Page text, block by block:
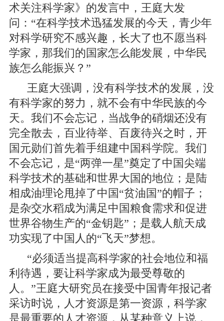
术关注科学家》的发言中，王庭大发
问：“在科学技术迅猛发展的今天，青少年
对科学研究不感兴趣，长大了也不愿当科
学家，那我们的国家怎么能发展，中华民
族怎么能振兴？”
王庭大强调，没有科学技术的发展，没
有科学家的努力，就不会有中华民族的今
天。我们不会忘记，当战争的硝烟还没有
完全散去，百业待举、百废待兴之时，开
国元勋们首先着手组建中国科学院。我们
不会忘记，是“两弹一星”奠定了中国尖端
科学技术的基础和世界大国的地位；是陆
相成油理论甩掉了中国“贫油国”的帽子；
是杂交水稻成为满足中国粮食需求和促进
世界谷物生产的“金钥匙”；是载人航天成
功实现了中国人的“飞天”梦想。
“必须适当提高科学家的社会地位和福
利待遇，要让科学家成为最受尊敬的
人。”王庭大研究员在接受中国青年报记者
采访时说，人才资源是第一资源，科学家
是最重要的人才资源，从某种意义上说，